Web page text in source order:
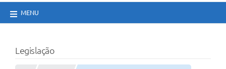
MENU
Legislação